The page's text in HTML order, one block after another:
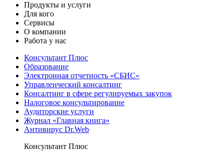
Продукты и услуги
Для кого
Сервисы
О компании
Работа у нас
Консультант Плюс
Образование
Электронная отчетность «СБИС»
Управленческий консалтинг
Консалтинг в сфере регулируемых закупок
Налоговое консультирование
Аудиторские услуги
Журнал «Главная книга»
Антивирус Dr.Web
Консультант Плюс